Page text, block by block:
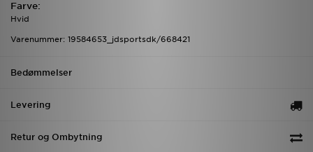
Farve:
Hvid
Varenummer: 19584653_jdsportsdk/668421
Bedømmelser
Levering
Retur og Ombytning